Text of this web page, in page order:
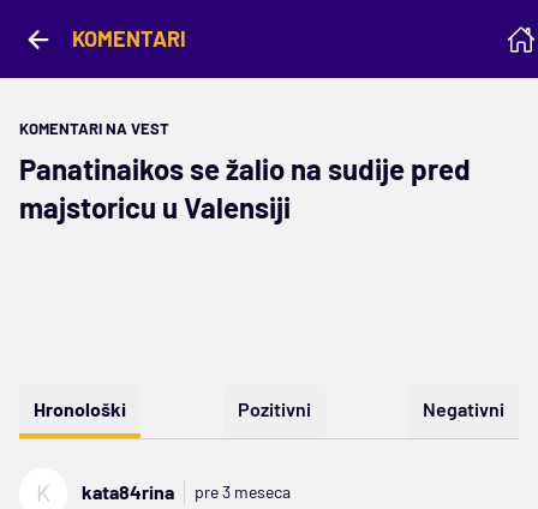
KOMENTARI
KOMENTARI NA VEST
Panatinaikos se žalio na sudije pred
majstoricu u Valensiji
Hronološki Pozitivni Negativni
K kata84rina pre 3 meseca